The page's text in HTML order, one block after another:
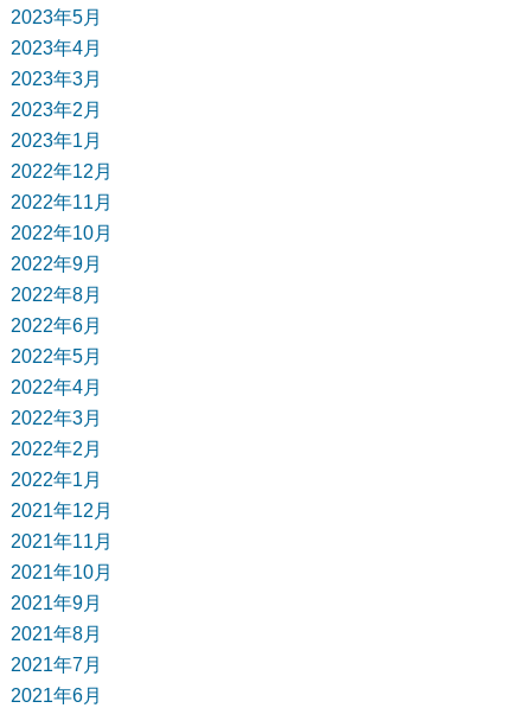
2023年5月
2023年4月
2023年3月
2023年2月
2023年1月
2022年12月
2022年11月
2022年10月
2022年9月
2022年8月
2022年6月
2022年5月
2022年4月
2022年3月
2022年2月
2022年1月
2021年12月
2021年11月
2021年10月
2021年9月
2021年8月
2021年7月
2021年6月